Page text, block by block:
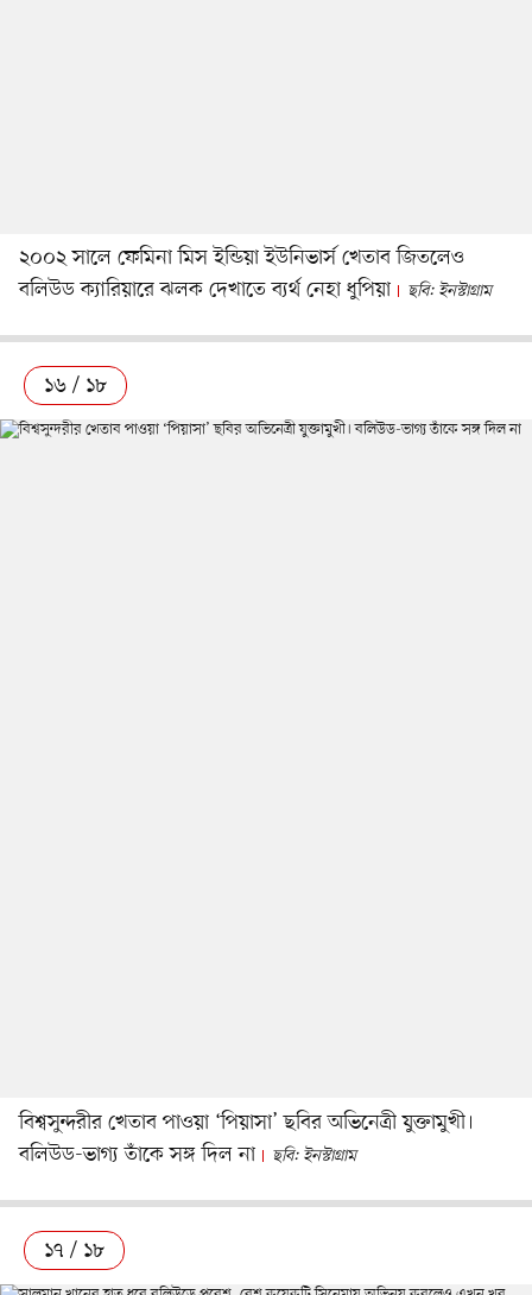
২০০২ সালে ফেমিনা মিস ইন্ডিয়া ইউনিভার্স খেতাব জিতলেও
বলিউড ক্যারিয়ারে ঝলক দেখাতে ব্যর্থ নেহা ধুপিয়া
ছবি: ইনস্টাগ্রাম
১৬ / ১৮
বিশ্বসুন্দরীর খেতাব পাওয়া ‘পিয়াসা’ ছবির অভিনেত্রী যুক্তামুখী।
বলিউড-ভাগ্য তাঁকে সঙ্গ দিল না
ছবি: ইনস্টাগ্রাম
১৭ / ১৮